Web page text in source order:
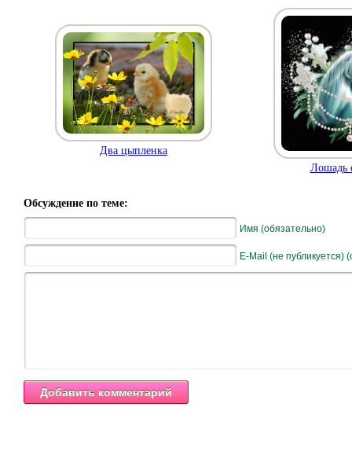
Два цыпленка
Лошадь
Обсуждение по теме:
Имя (обязательно)
E-Mail (не публикуется)